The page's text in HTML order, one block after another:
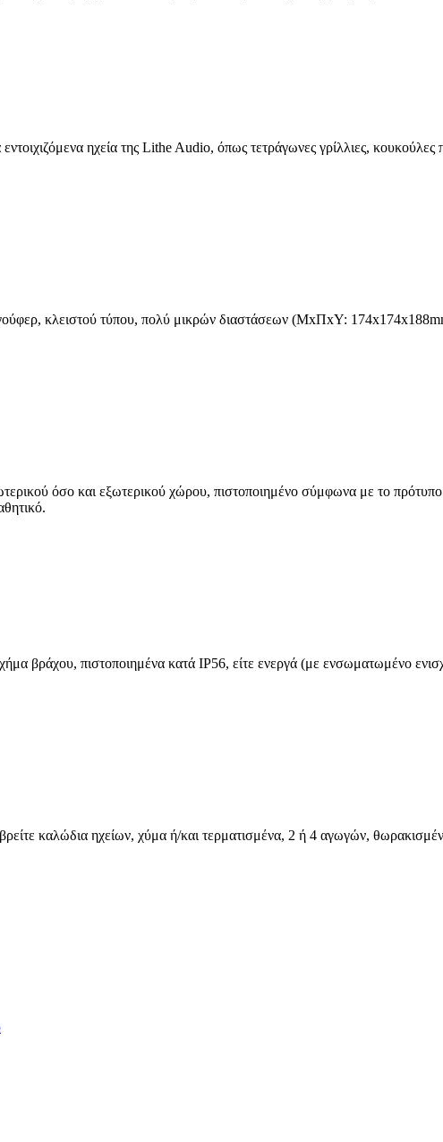
ηχεία της Lithe Audio, όπως τετράγωνες γρίλλιες,
κλειστού τύπου, πολύ μικρών διαστάσεων (ΜxΠxΥ:
όσο και εξωτερικού χώρου, πιστοποιημένο σύμφωνα με το
βράχου, πιστοποιημένα κατά IP56, είτε ενεργά (με ενσωματωμένο
καλώδια ηχείων, χύμα ή/και τερματισμένα, 2 ή 4 αγωγών,